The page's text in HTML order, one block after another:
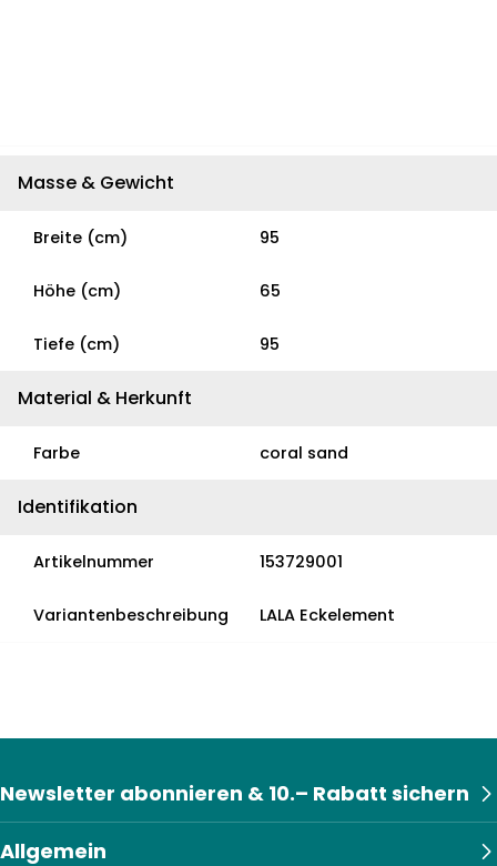
Masse & Gewicht
Breite (cm) 95
Höhe (cm) 65
Tiefe (cm) 95
Material & Herkunft
Farbe coral sand
Identifikation
Artikelnummer 153729001
Variantenbeschreibung LALA Eckelement
Allgemein
Newsletter abonnieren & 10.– Rabatt sichern